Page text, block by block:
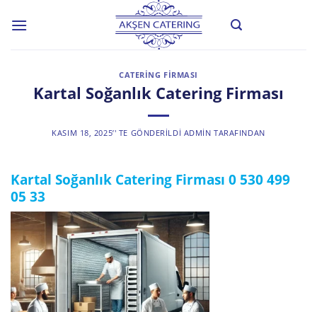
CATERING FIRMASI
Kartal Soğanlık Catering Firması
KASIM 18, 2025’' TE GÖNDERILDI ADMIN TARAFINDAN
Kartal Soğanlık Catering Firması 0 530 499
05 33